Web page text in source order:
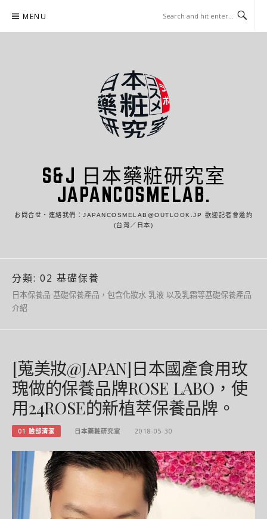
content
MENU
S&J 日本藥粧研究室
JAPANCOSMELAB.
お問合せ・連絡我們：JAPANCOSMELAB@OUTLOOK.JP 歡迎記者會邀約
(台灣／日本)
分類: 02 基礎保養
日本保養品 基礎保養產品，包含化妝水 乳液 以及乳霜等基礎保養產品
介紹
[蒐美妝@JAPAN]日本國產食用玫
瑰做的保養品牌ROSE LABO，使
用24ROSE的新植萃保養品牌。
01 臉部清潔 日本藥粧研究室 2018-05-30